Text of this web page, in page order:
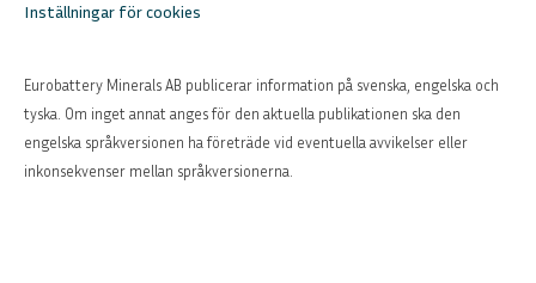
Inställningar för cookies
Eurobattery Minerals AB publicerar information på svenska, engelska och
tyska. Om inget annat anges för den aktuella publikationen ska den
engelska språkversionen ha företräde vid eventuella avvikelser eller
inkonsekvenser mellan språkversionerna.